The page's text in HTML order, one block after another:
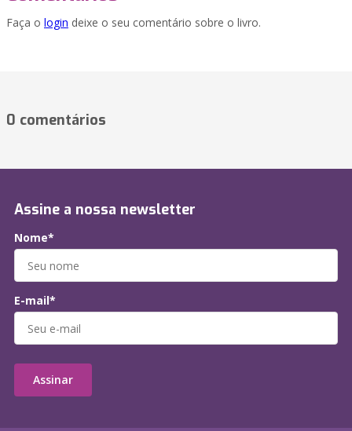
Faça o login deixe o seu comentário sobre o livro.
0 comentários
Assine a nossa newsletter
Nome*
E-mail*
Assinar